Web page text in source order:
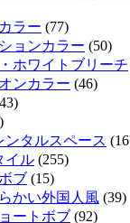
ラー (77)
ョンカラー (50)
ホワイトブリーチ
ンカラー (46)
ンタルスペース
イル (255)
ブ (15)
かい外国人風 (39)
ートボブ (92)